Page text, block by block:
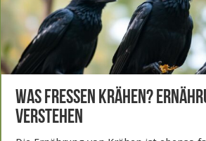
Was fressen Krähen?
verstehen